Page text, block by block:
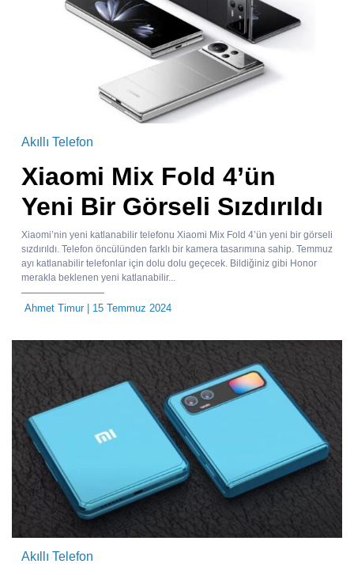
Akıllı Telefon
Xiaomi Mix Fold 4’ün
Yeni Bir Görseli Sızdırıldı
Xiaomi’nin yeni katlanabilir telefonu Xiaomi Mix Fold 4’ün yeni bir görseli
sızdırıldı. Telefon öncülünden farklı bir kamera tasarımına sahip. Temmuz
ayı katlanabilir telefonlar için dolu dolu geçecek. Bildiğiniz gibi Honor
merakla beklenen yeni katlanabilir...
Ahmet Timur| 15 Temmuz 2024
Akıllı Telefon